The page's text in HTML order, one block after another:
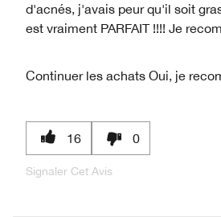
d'acnés, j'avais peur qu'il soit
est vraiment PARFAIT !!!! Je
Continuer les achats Oui, je
16 0
Signaler Cet Avis